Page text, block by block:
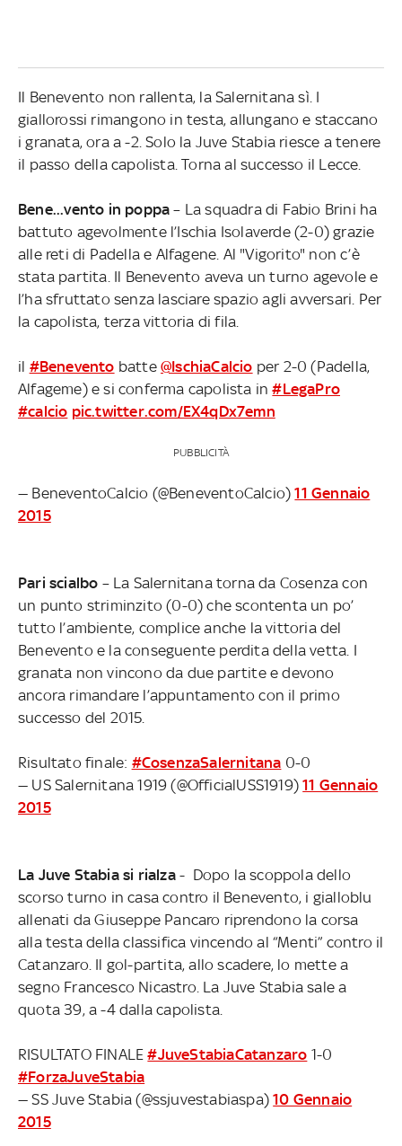
Il Benevento non rallenta, la Salernitana sì. I
giallorossi rimangono in testa, allungano e staccano
i granata, ora a -2. Solo la Juve Stabia riesce a tenere
il passo della capolista. Torna al successo il Lecce.
Bene...vento in poppa – La squadra di Fabio Brini ha
battuto agevolmente l’Ischia Isolaverde (2-0) grazie
alle reti di Padella e Alfagene. Al "Vigorito" non c’è
stata partita. Il Benevento aveva un turno agevole e
l’ha sfruttato senza lasciare spazio agli avversari. Per
la capolista, terza vittoria di fila.
il #Benevento batte @IschiaCalcio per 2-0 (Padella,
Alfageme) e si conferma capolista in#LegaPro
#calcio pic.twitter.com/EX4qDx7emn
PUBBLICITÀ
— BeneventoCalcio (@BeneventoCalcio)11 Gennaio
2015
Pari scialbo – La Salernitana torna da Cosenza con
un punto striminzito (0-0) che scontenta un po’
tutto l’ambiente, complice anche la vittoria del
Benevento e la conseguente perdita della vetta. I
granata non vincono da due partite e devono
ancora rimandare l’appuntamento con il primo
successo del 2015.
Risultato finale: #CosenzaSalernitana 0-0
— US Salernitana 1919 (@OfficialUSS1919)11 Gennaio
2015
La Juve Stabia si rialza- Dopo la scoppola dello
scorso turno in casa contro il Benevento, i gialloblu
allenati da Giuseppe Pancaro riprendono la corsa
alla testa della classifica vincendo al “Menti” contro il
Catanzaro. Il gol-partita, allo scadere, lo mette a
segno Francesco Nicastro. La Juve Stabia sale a
quota 39, a -4 dalla capolista.
RISULTATO FINALE#JuveStabiaCatanzaro 1-0
#ForzaJuveStabia
— SS Juve Stabia (@ssjuvestabiaspa)10 Gennaio
2015